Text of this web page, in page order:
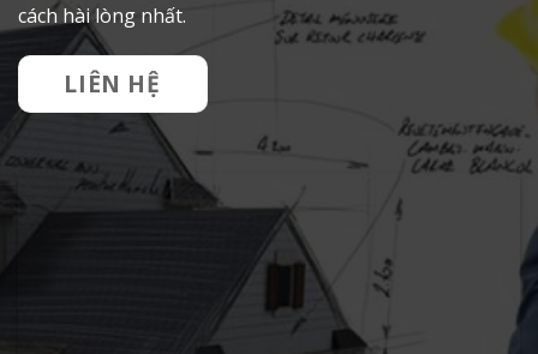
cách hài lòng nhất.
LIÊN HỆ